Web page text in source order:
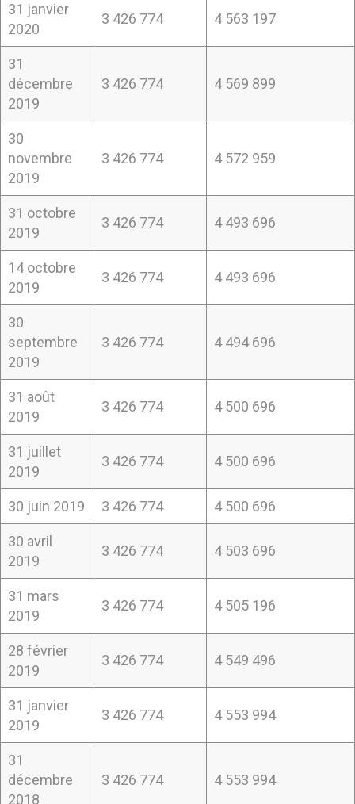
31 janvier
2020
3 426 774 4 563 197
31
décembre
2019
3 426 774 4 569 899
30
novembre
2019
3 426 774 4 572 959
31 octobre
2019
3 426 774 4 493 696
14 octobre
2019
3 426 774 4 493 696
30
septembre
2019
3 426 774 4 494 696
31 août
2019
3 426 774 4 500 696
31 juillet
2019
3 426 774 4 500 696
30 juin 2019 3 426 774 4 500 696
30 avril
2019
3 426 774 4 503 696
31 mars
2019
3 426 774 4 505 196
28 février
2019
3 426 774 4 549 496
31 janvier
2019
3 426 774 4 553 994
31
décembre
2018
3 426 774 4 553 994